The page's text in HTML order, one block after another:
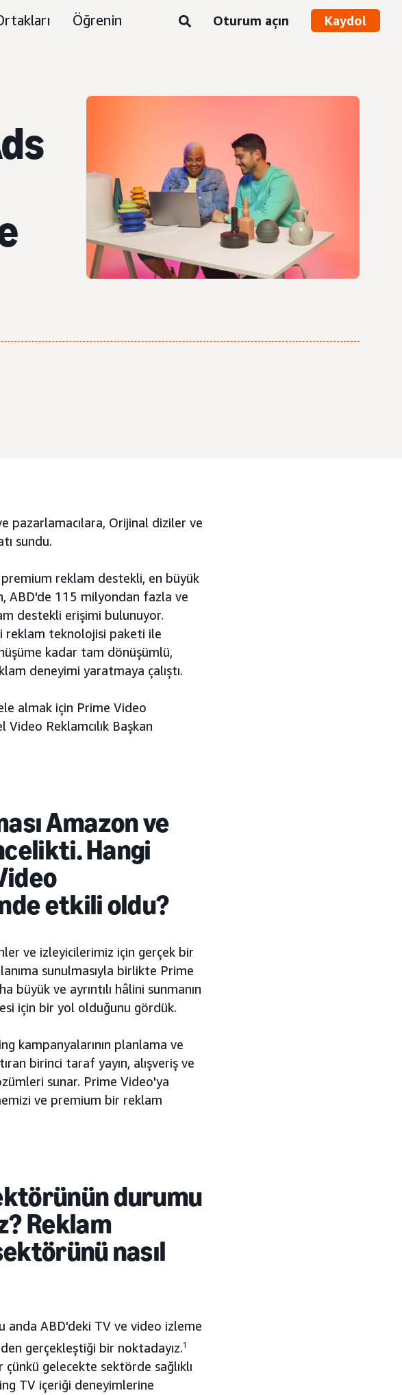
Öğrenin Oturum açın Kaydol
pazarlamacılara, Orijinal diziler ve
sundu.
reklam destekli, en büyük
ABD'de 115 milyondan fazla ve
destekli erişimi bulunuyor.
reklam teknolojisi paketi ile
kadar tam dönüşümlü,
deneyimi yaratmaya çalıştı.
almak için Prime Video
Video Reklamcılık Başkan
Amazon ve
Hangi
etkili oldu?
ve izleyicilerimiz için gerçek bir
sunulmasıyla birlikte Prime
ve ayrıntılı hâlini sunmanın
için bir yol olduğunu gördük.
kampanyalarının planlama ve
birinci taraf yayın, alışveriş ve
sunar. Prime Video'ya
ve premium bir reklam
durumu
Reklam
nasıl
anda ABD'deki TV ve video izleme
gerçekleştiği bir noktadayız.1
gelecekte sektörde sağlıklı
TV içeriği deneyimlerine